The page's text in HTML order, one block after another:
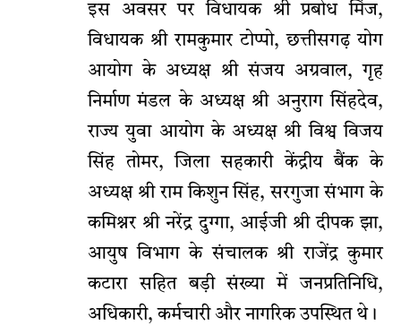
इस अवसर पर विधायक श्री प्रबोध मिंज,
विधायक श्री रामकुमार टोप्पो, छत्तीसगढ़ योग
आयोग के अध्यक्ष श्री संजय अग्रवाल, गृह
निर्माण मंडल के अध्यक्ष श्री अनुराग सिंहदेव,
राज्य युवा आयोग के अध्यक्ष श्री विश्व विजय
सिंह तोमर, जिला सहकारी केंद्रीय बैंक के
अध्यक्ष श्री राम किशुन सिंह, सरगुजा संभाग के
कमिश्नर श्री नरेंद्र दुग्गा, आईजी श्री दीपक झा,
आयुष विभाग के संचालक श्री राजेंद्र कुमार
कटारा सहित बड़ी संख्या में जनप्रतिनिधि,
अधिकारी, कर्मचारी और नागरिक उपस्थित थे।